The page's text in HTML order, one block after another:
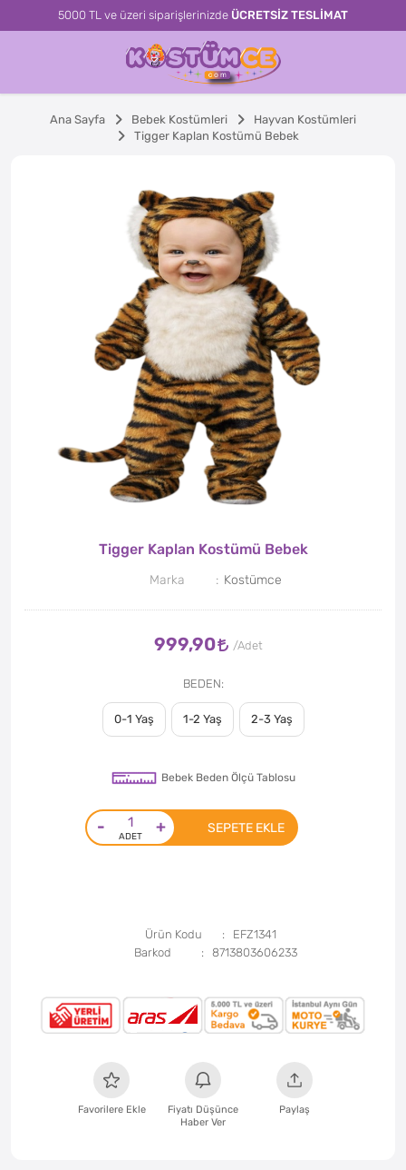
5000 TL ve üzeri siparişlerinizde ÜCRETSİZ TESLİMAT
Ana Sayfa Bebek Kostümleri
Hayvan Kostümleri
Tigger Kaplan Kostümü Bebek
Tigger Kaplan Kostümü Bebek
Marka Kostümce
999,90
BEDEN
0-1 Yaş 1-2 Yaş 2-3 Yaş
Bebek Beden Ölçü Tablosu
- + SEPETE EKLE
Ürün Kodu
EFZ1341
Barkod
8713803606233
Favorilere Ekle
Fiyatı Düşünce
Haber Ver
Paylaş